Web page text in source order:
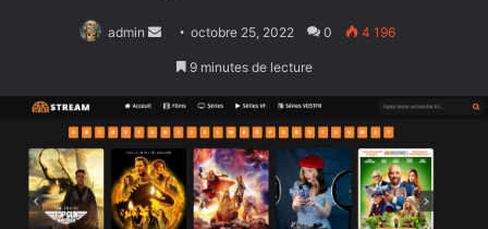
admin
Envoyeroctobre 25, 2022 0 4 196
9 minutes de lecture